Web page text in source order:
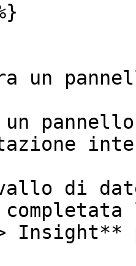
un
un
di